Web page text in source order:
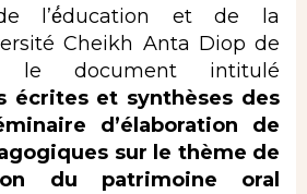
l’é́ducation et de la
Cheikh Anta Diop de
le document intitulé
écrites et synthèses des
d’élaboration de
sur le thème de
du patrimoine oral